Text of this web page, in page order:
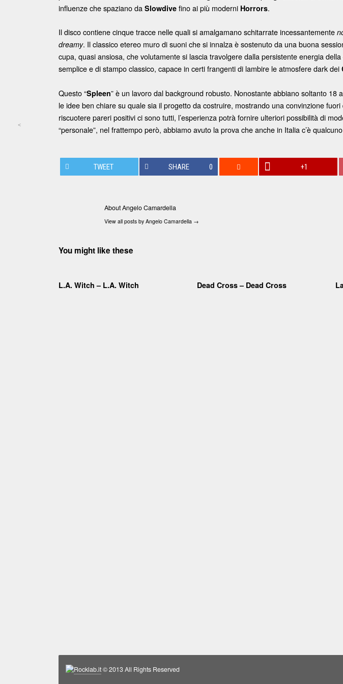
Post navigation
<
influenze che spaziano da Slowdive fino ai più moderni Horrors.
Il disco contiene cinque tracce nelle quali si amalgamano schitarrate incessantemente
dreamy. Il classico etereo muro di suoni che si innalza è sostenuto da una buona
cupa, quasi ansiosa, che volutamente si lascia travolgere dalla persistente energia
semplice e di stampo classico, capace in certi frangenti di lambire le atmosfere dark dei
Questo “Spleen” è un lavoro dal background robusto. Nonostante abbiano soltanto 18
le idee ben chiare su quale sia il progetto da costruire, mostrando una convinzione
riscuotere pareri positivi ci sono tutti, l’esperienza potrà fornire ulteriori possibilità di
“personale”, nel frattempo però, abbiamo avuto la prova che anche in Italia c’è
TWEET SHARE 0 +1
About Angelo Camardella
View all posts by Angelo Camardella →
You might like these
L.A. Witch – L.A. Witch Dead Cross – Dead Cross
Rocklab.it© 2013 All Rights Reserved